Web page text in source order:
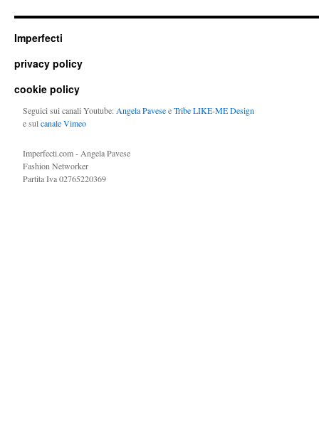
Imperfecti
privacy policy
cookie policy
Seguici sui canali Youtube:Angela PaveseeTribe LIKE-ME Design
e sulcanale Vimeo
Imperfecti.com - Angela Pavese
Fashion Networker
Partita Iva 02765220369